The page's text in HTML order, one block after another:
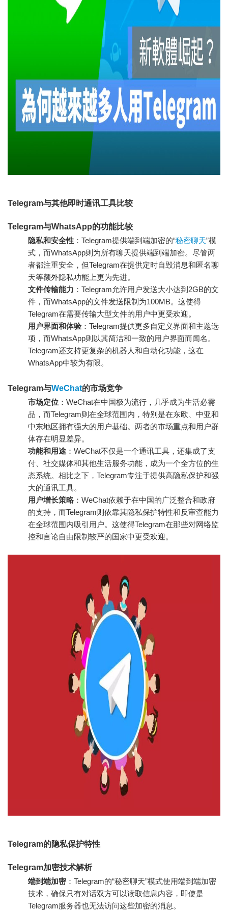
Telegram与其他即时通讯工具比较
Telegram与WhatsApp的功能比较
隐私和安全性 ：Telegram提供端到端加密的“秘密聊天”模
式，而WhatsApp则为所有聊天提供端到端加密。尽管两
者都注重安全，但Telegram在提供定时自毁消息和匿名聊
天等额外隐私功能上更为先进。
文件传输能力 ：Telegram允许用户发送大小达到2GB的文
件，而WhatsApp的文件发送限制为100MB。这使得
Telegram在需要传输大型文件的用户中更受欢迎。
用户界面和体验：Telegram提供更多自定义界面和主题选
项，而WhatsApp则以其简洁和一致的用户界面而闻名。
Telegram还支持更复杂的机器人和自动化功能，这在
WhatsApp中较为有限。
Telegram与WeChat的市场竞争
市场定位 ：WeChat在中国极为流行，几乎成为生活必需
品，而Telegram则在全球范围内，特别是在东欧、中亚和
中东地区拥有强大的用户基础。两者的市场重点和用户群
体存在明显差异。
功能和用途 ：WeChat不仅是一个通讯工具，还集成了支
付、社交媒体和其他生活服务功能，成为一个全方位的生
态系统。相比之下，Telegram专注于提供高隐私保护和强
大的通讯工具。
用户增长策略 ：WeChat依赖于在中国的广泛整合和政府
的支持，而Telegram则依靠其隐私保护特性和反审查能力
在全球范围内吸引用户。这使得Telegram在那些对网络监
控和言论自由限制较严的国家中更受欢迎。
Telegram的隐私保护特性
Telegram加密技术解析
端到端加密：Telegram的“秘密聊天”模式使用端到端加密
技术，确保只有对话双方可以读取信息内容，即使是
Telegram服务器也无法访问这些加密的消息。